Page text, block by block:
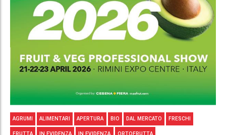
AGRUMI ALIMENTARI APERTURA BIO DAL MERCATO FRESCHI
FRUTTA IN EVIDENZA IN EVIDENZA ORTOFRUTTA